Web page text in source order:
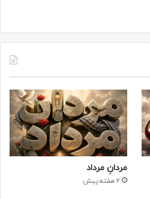
مردانِ مرداد
2 هفته پیش